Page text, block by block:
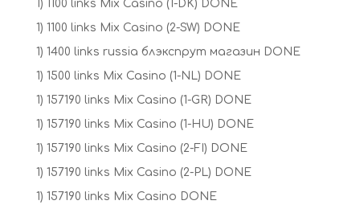
1) 1100 links Mix Casino (1-DK) DONE
1) 1100 links Mix Casino (2-SW) DONE
1) 1400 links russia блэкспрут магазин DONE
1) 1500 links Mix Casino (1-NL) DONE
1) 157190 links Mix Casino (1-GR) DONE
1) 157190 links Mix Casino (1-HU) DONE
1) 157190 links Mix Casino (2-FI) DONE
1) 157190 links Mix Casino (2-PL) DONE
1) 157190 links Mix Casino DONE